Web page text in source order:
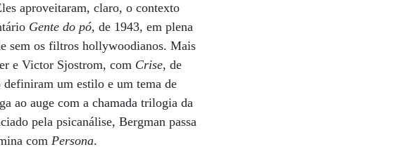
aproveitaram, claro, o contexto
Gente do pó, de 1943, em plena
sem os filtros hollywoodianos. Mais
e Victor Sjostrom, com Crise, de
definiram um estilo e um tema de
ao auge com a chamada trilogia da
pela psicanálise, Bergman passa
comPersona.